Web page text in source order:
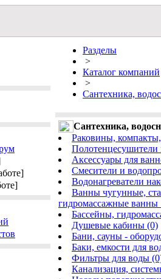
Разделы
>
Каталог компаний
>
Сантехника,
Сантехника,
Раковины,
Аксессуары для
Смесители и
Водонагреватели
Ванны чугунные,
гидромассажные ванны
Бассейны,
Душевые кабины (0)
Бани, сауны -
Баки, емкости для
Фильтры для воды
Канализация,